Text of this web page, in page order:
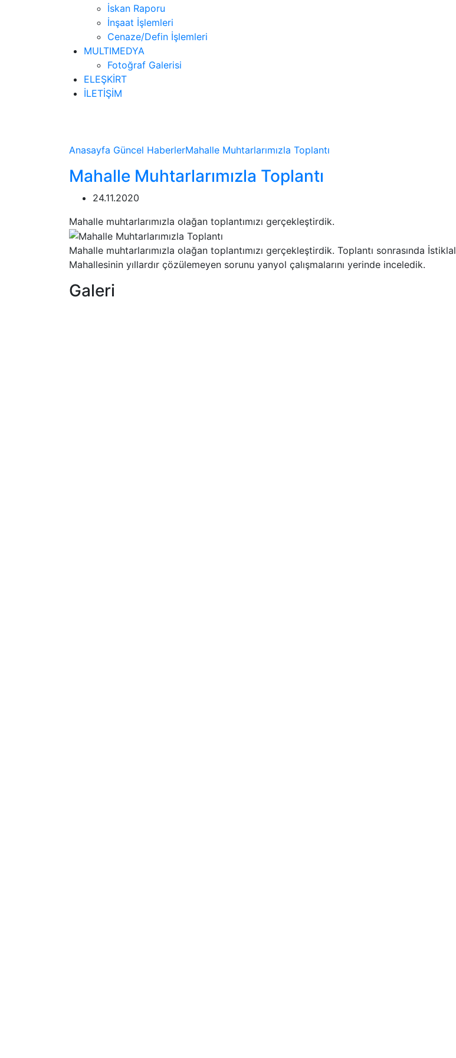
İskan Raporu
İnşaat İşlemleri
Cenaze/Defin İşlemleri
MULTIMEDYA
Fotoğraf Galerisi
ELEŞKİRT
İLETİŞİM
Anasayfa Güncel HaberlerMahalle Muhtarlarımızla Toplantı
Mahalle Muhtarlarımızla Toplantı
24.11.2020
Mahalle muhtarlarımızla olağan toplantımızı gerçekleştirdik.
Mahalle muhtarlarımızla olağan toplantımızı gerçekleştirdik. Toplantı sonrasında İstiklal
Mahallesinin yıllardır çözülemeyen sorunu yanyol çalışmalarını yerinde inceledik.
Galeri